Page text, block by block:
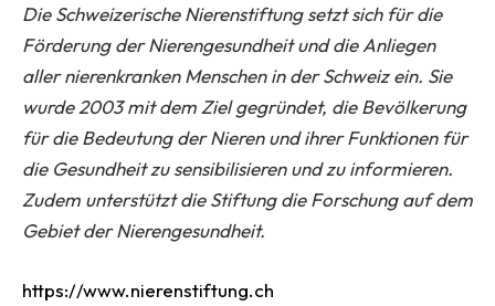
Die Schweizerische Nierenstiftung setzt sich für die
Förderung der Nierengesundheit und die Anliegen
aller nierenkranken Menschen in der Schweiz ein. Sie
wurde 2003 mit dem Ziel gegründet, die Bevölkerung
für die Bedeutung der Nieren und ihrer Funktionen für
die Gesundheit zu sensibilisieren und zu informieren.
Zudem unterstützt die Stiftung die Forschung auf dem
Gebiet der Nierengesundheit.
https://www.nierenstiftung.ch